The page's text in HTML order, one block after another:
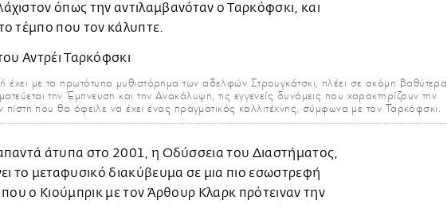
όπως την αντιλαμβανόταν ο Ταρκόφσκι, και
τέμπο που τον κάλυπτε.
έχει με το πρωτότυπο μυθιστόρημα των αδελφών Στρουγκάτσκι, πλέει σε ακόμη βαθύτερα
την Έμπνευση και την Ανακάλυψη, τις εγγενείς δυνάμεις που χαρακτηρίζουν την
πίστη που θα όφειλε να έχει ένας πραγματικός καλλιτέχνης, σύμφωνα με τον Ταρκόφσκι.
άτυπα στο 2001, η Οδύσσεια του Διαστήματος,
το μεταφυσικό διακύβευμα σε μια πιο εσωστρεφή
που ο Κιούμπρικ με τον Άρθουρ Κλαρκ πρότειναν την